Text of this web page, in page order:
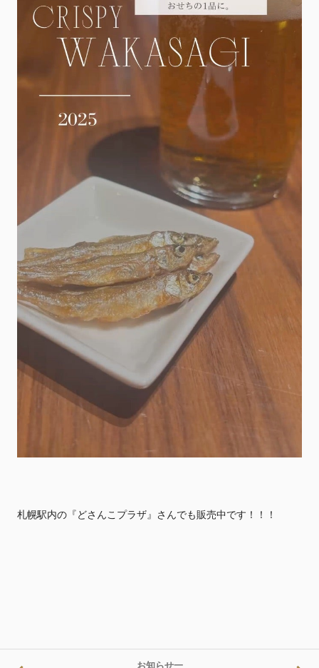
札幌駅内の『どさんこプラザ』さんでも販売中です！！！
お知らせ一